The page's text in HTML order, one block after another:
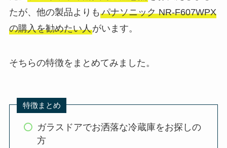
たが、他の製品よりも パナソニック NR-F607WPX
の購入を勧めたい人がいます。
そちらの特徴をまとめてみました。
特徴まとめ
ガラスドアでお洒落な冷蔵庫をお探しの
方